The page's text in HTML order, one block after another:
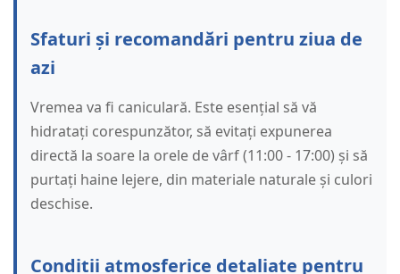
Sfaturi și recomandări pentru ziua de
azi
Vremea va fi caniculară. Este esențial să vă
hidratați corespunzător, să evitați expunerea
directă la soare la orele de vârf (11:00 - 17:00) și să
purtați haine lejere, din materiale naturale și culori
deschise.
Condiții atmosferice detaliate pentru